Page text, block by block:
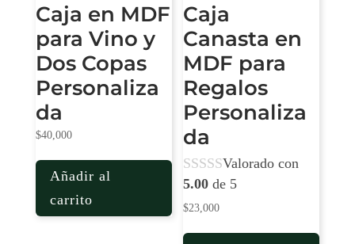
Caja en MDF
para Vino y
Dos Copas
Personaliza
da
$40,000
Añadir al
carrito
Caja
Canasta en
MDF para
Regalos
Personaliza
da
Valorado con
5.00 de 5
$23,000